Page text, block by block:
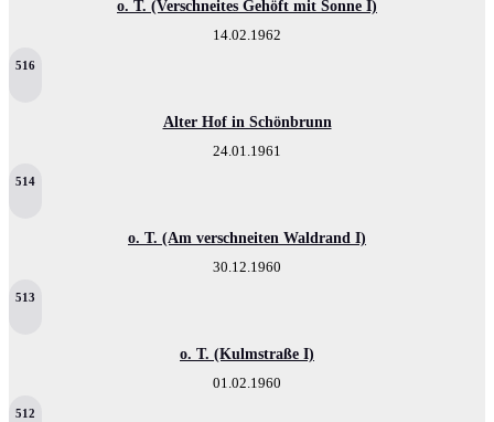
o. T. (Verschneites Gehöft mit Sonne I)
14.02.1962
516
Alter Hof in Schönbrunn
24.01.1961
514
o. T. (Am verschneiten Waldrand I)
30.12.1960
513
o. T. (Kulmstraße I)
01.02.1960
512